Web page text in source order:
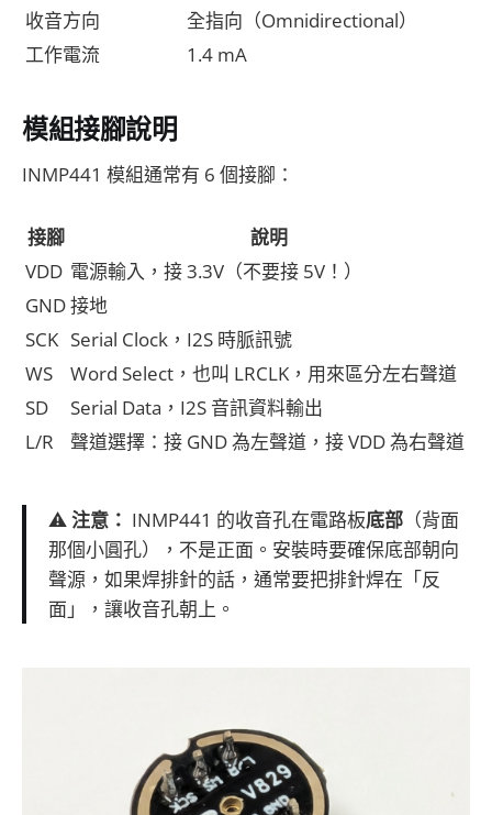
收音方向
全指向（Omnidirectional）
工作電流
1.4 mA
模組接腳說明
INMP441 模組通常有 6 個接腳：
接腳
說明
VDD 電源輸入，接 3.3V（不要接 5V！）
GND接地
SCK Serial Clock，I2S 時脈訊號
WS
Word Select，也叫 LRCLK，用來區分左右聲道
SD
Serial Data，I2S 音訊資料輸出
L/R
聲道選擇：接 GND 為左聲道，接 VDD 為右聲道
⚠️注意： INMP441 的收音孔在電路板底部 （背面
那個小圓孔），不是正面。安裝時要確保底部朝向
聲源，如果焊排針的話，通常要把排針焊在「反
面」，讓收音孔朝上。